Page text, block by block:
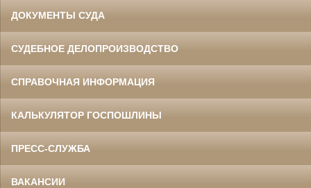
ДОКУМЕНТЫ СУДА
СУДЕБНОЕ ДЕЛОПРОИЗВОДСТВО
СПРАВОЧНАЯ ИНФОРМАЦИЯ
КАЛЬКУЛЯТОР ГОСПОШЛИНЫ
ПРЕСС-СЛУЖБА
ВАКАНСИИ